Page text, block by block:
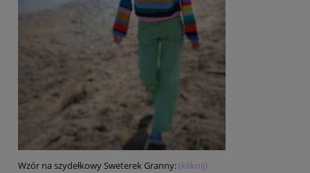
Wzór na szydełkowy Sweterek Granny:(kliknij)